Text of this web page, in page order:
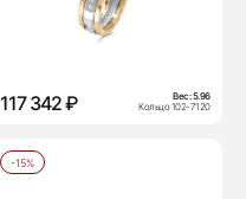
117 342 ₽ Вес:5.96
Кольцо 102-7120
-15%